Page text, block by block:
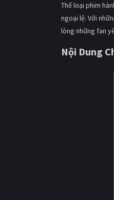
Thể loại phim
ngoại lệ. Với
lòng những fan
Nội Dung